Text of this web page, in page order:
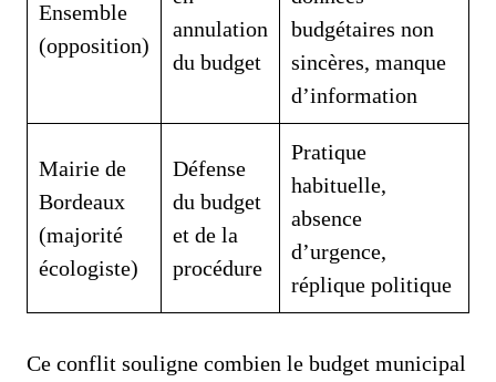
Ensemble
(opposition)
annulation
du budget
budgétaires non
sincères, manque
d’information
Mairie de
Bordeaux
(majorité
écologiste)
Défense
du budget
et de la
procédure
Pratique
habituelle,
absence
d’urgence,
réplique politique
Ce conflit souligne combien le budget municipal